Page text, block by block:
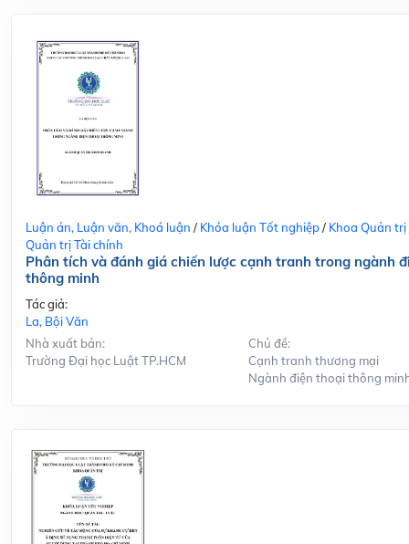
Luận án, Luận văn, Khoá luận / Khóa luận Tốt nghiệp/ Khoa Quản trị
Quản trị Tài chính
Phân tích và đánh giá chiến lược cạnh tranh trong ngành
thông minh
Tác giả:
La, Bội Văn
Nhà xuất bản:
Trường Đại học Luật TP.HCM
Chủ đề:
Cạnh tranh thương mại
Ngành điện thoại thông